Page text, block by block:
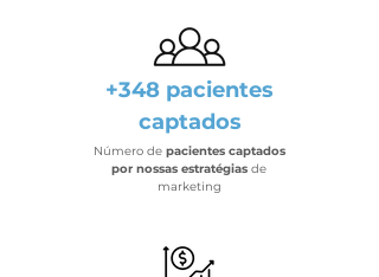
+348 pacientes
captados
Número de pacientes captados
por nossas estratégias de
marketing